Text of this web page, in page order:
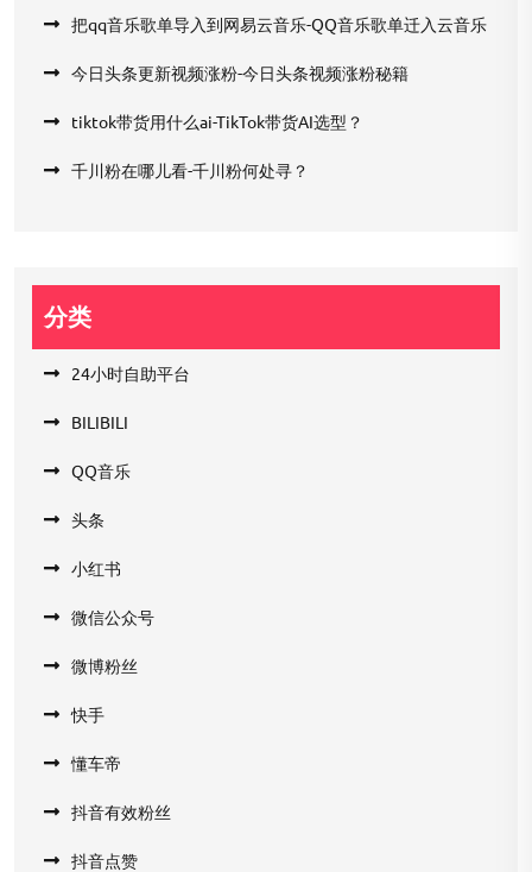
把qq音乐歌单导入到网易云音乐-QQ音乐歌单迁入云音乐
今日头条更新视频涨粉-今日头条视频涨粉秘籍
tiktok带货用什么ai-TikTok带货AI选型？
千川粉在哪儿看-千川粉何处寻？
分类
24小时自助平台
BILIBILI
QQ音乐
头条
小红书
微信公众号
微博粉丝
快手
懂车帝
抖音有效粉丝
抖音点赞